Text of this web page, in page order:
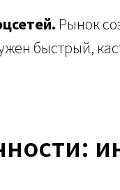
Рынок
быстрый,